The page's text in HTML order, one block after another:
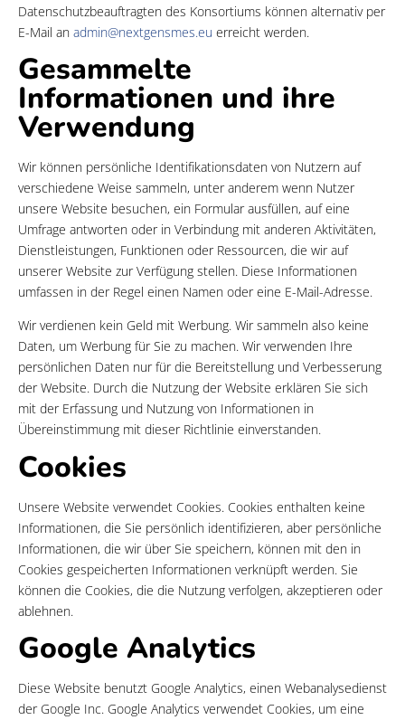
Datenschutzbeauftragten des Konsortiums können alternativ per
E-Mail an admin@nextgensmes.eu erreicht werden.
Gesammelte
Informationen und ihre
Verwendung
Wir können persönliche Identifikationsdaten von Nutzern auf
verschiedene Weise sammeln, unter anderem wenn Nutzer
unsere Website besuchen, ein Formular ausfüllen, auf eine
Umfrage antworten oder in Verbindung mit anderen Aktivitäten,
Dienstleistungen, Funktionen oder Ressourcen, die wir auf
unserer Website zur Verfügung stellen. Diese Informationen
umfassen in der Regel einen Namen oder eine E-Mail-Adresse.
Wir verdienen kein Geld mit Werbung. Wir sammeln also keine
Daten, um Werbung für Sie zu machen. Wir verwenden Ihre
persönlichen Daten nur für die Bereitstellung und Verbesserung
der Website. Durch die Nutzung der Website erklären Sie sich
mit der Erfassung und Nutzung von Informationen in
Übereinstimmung mit dieser Richtlinie einverstanden.
Cookies
Unsere Website verwendet Cookies. Cookies enthalten keine
Informationen, die Sie persönlich identifizieren, aber persönliche
Informationen, die wir über Sie speichern, können mit den in
Cookies gespeicherten Informationen verknüpft werden. Sie
können die Cookies, die die Nutzung verfolgen, akzeptieren oder
ablehnen.
Google Analytics
Diese Website benutzt Google Analytics, einen Webanalysedienst
der Google Inc. Google Analytics verwendet Cookies, um eine